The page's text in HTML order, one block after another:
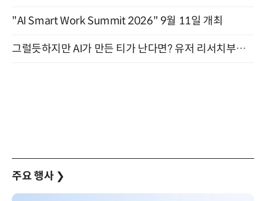
"AI Smart Work Summit 2026" 9월 11일 개최
그럴듯하지만 AI가 만든 티가 난다면? 유저 리서치부터 배포까지! (9/15)
주요 행사 ❯